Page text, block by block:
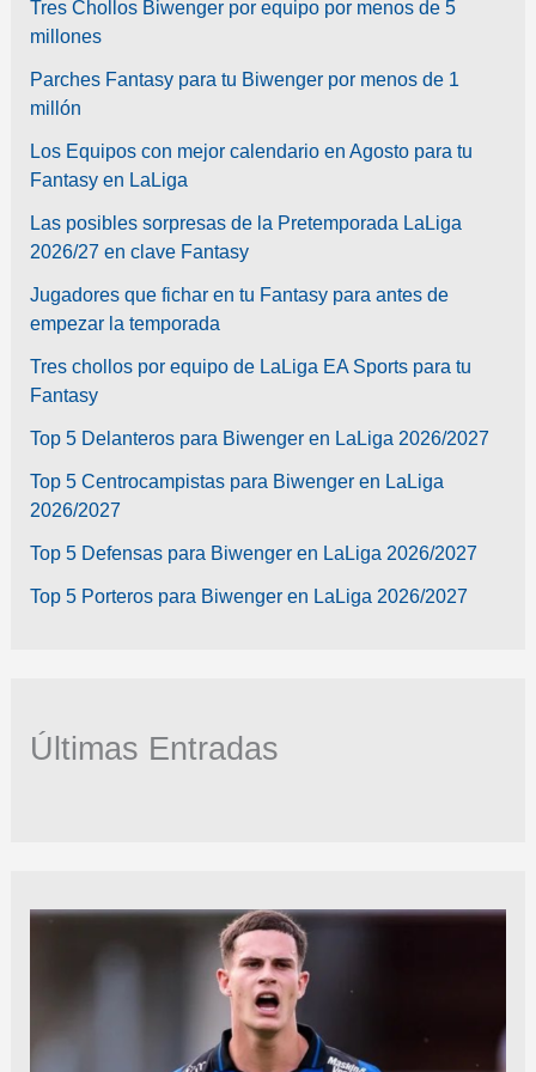
Tres Chollos Biwenger por equipo por menos de 5
millones
Parches Fantasy para tu Biwenger por menos de 1
millón
Los Equipos con mejor calendario en Agosto para tu
Fantasy en LaLiga
Las posibles sorpresas de la Pretemporada LaLiga
2026/27 en clave Fantasy
Jugadores que fichar en tu Fantasy para antes de
empezar la temporada
Tres chollos por equipo de LaLiga EA Sports para tu
Fantasy
Top 5 Delanteros para Biwenger en LaLiga 2026/2027
Top 5 Centrocampistas para Biwenger en LaLiga
2026/2027
Top 5 Defensas para Biwenger en LaLiga 2026/2027
Top 5 Porteros para Biwenger en LaLiga 2026/2027
Últimas Entradas